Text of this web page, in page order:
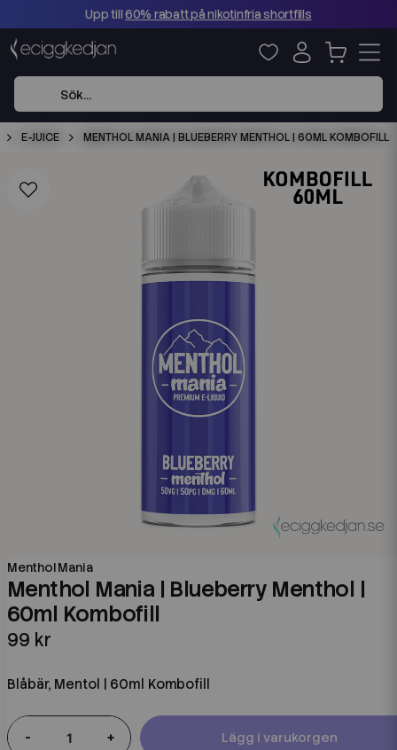
Upp till60% rabatt på nikotinfria shortfills
E-JUICE MENTHOL MANIA | BLUEBERRY MENTHOL | 60ML KOMBOFILL
Menthol Mania
Menthol Mania | Blueberry Menthol |
60ml Kombofill
99 kr
Blåbär, Mentol | 60ml Kombofill
- + Lägg i varukorgen